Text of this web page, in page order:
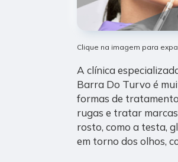
Clique na imagem para
A clínica
Barra Do Turvo é
formas de
rugas e tratar
rosto, como a testa,
em torno dos olhos,